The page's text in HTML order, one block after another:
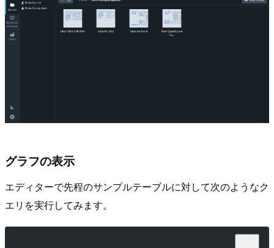
グラフの表示
エディターで先程のサンプルテーブルに対して次のようなク
エリを実行してみます。